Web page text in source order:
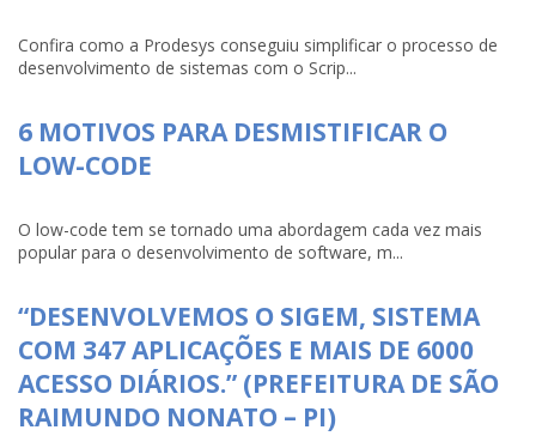
Confira como a Prodesys conseguiu simplificar o processo de
desenvolvimento de sistemas com o Scrip...
6 MOTIVOS PARA DESMISTIFICAR O
LOW-CODE
O low-code tem se tornado uma abordagem cada vez mais
popular para o desenvolvimento de software, m...
“DESENVOLVEMOS O SIGEM, SISTEMA
COM 347 APLICAÇÕES E MAIS DE 6000
ACESSO DIÁRIOS.” (PREFEITURA DE SÃO
RAIMUNDO NONATO – PI)